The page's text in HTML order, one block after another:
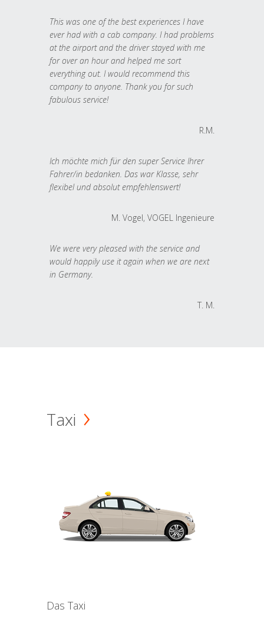
This was one of the best experiences I have
ever had with a cab company. I had problems
at the airport and the driver stayed with me
for over an hour and helped me sort
everything out. I would recommend this
company to anyone. Thank you for such
fabulous service!
R.M.
Ich möchte mich für den super Service Ihrer
Fahrer/in bedanken. Das war Klasse, sehr
flexibel und absolut empfehlenswert!
M. Vogel, VOGEL Ingenieure
We were very pleased with the service and
would happily use it again when we are next
in Germany.
T. M.
Taxi
Das Taxi